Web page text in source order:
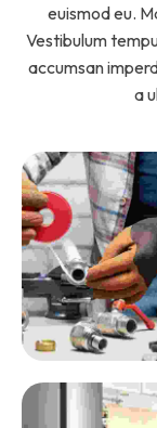
euismod eu.
Vestibulum
accumsan
a